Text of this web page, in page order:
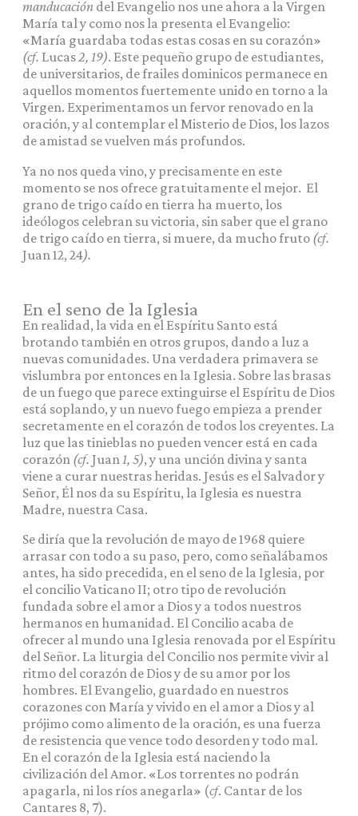
manducación del Evangelio nos une ahora a la Virgen
María tal y como nos la presenta el Evangelio:
«María guardaba todas estas cosas en su corazón»
(cf. Lucas2, 19). Este pequeño grupo de estudiantes,
de universitarios, de frailes dominicos permanece en
aquellos momentos fuertemente unido en torno a la
Virgen. Experimentamos un fervor renovado en la
oración, y al contemplar el Misterio de Dios, los lazos
de amistad se vuelven más profundos.
Ya no nos queda vino, y precisamente en este
momento se nos ofrece gratuitamente el mejor. El
grano de trigo caído en tierra ha muerto, los
ideólogos celebran su victoria, sin saber que el grano
de trigo caído en tierra, si muere, da mucho fruto (cf.
Juan 12, 24).
En el seno de la Iglesia
En realidad, la vida en el Espíritu Santo está
brotando también en otros grupos, dando a luz a
nuevas comunidades. Una verdadera primavera se
vislumbra por entonces en la Iglesia. Sobre las brasas
de un fuego que parece extinguirse el Espíritu de Dios
está soplando, y un nuevo fuego empieza a prender
secretamente en el corazón de todos los creyentes. La
luz que las tinieblas no pueden vencer está en cada
corazón (cf. Juan 1, 5), y una unción divina y santa
viene a curar nuestras heridas. Jesús es el Salvador y
Señor, Él nos da su Espíritu, la Iglesia es nuestra
Madre, nuestra Casa.
Se diría que la revolución de mayo de 1968 quiere
arrasar con todo a su paso, pero, como señalábamos
antes, ha sido precedida, en el seno de la Iglesia, por
el concilio Vaticano II; otro tipo de revolución
fundada sobre el amor a Dios y a todos nuestros
hermanos en humanidad. El Concilio acaba de
ofrecer al mundo una Iglesia renovada por el Espíritu
del Señor. La liturgia del Concilio nos permite vivir al
ritmo del corazón de Dios y de su amor por los
hombres. El Evangelio, guardado en nuestros
corazones con María y vivido en el amor a Dios y al
prójimo como alimento de la oración, es una fuerza
de resistencia que vence todo desorden y todo mal.
En el corazón de la Iglesia está naciendo la
civilización del Amor. «Los torrentes no podrán
apagarla, ni los ríos anegarla» (cf. Cantar de los
Cantares 8, 7).